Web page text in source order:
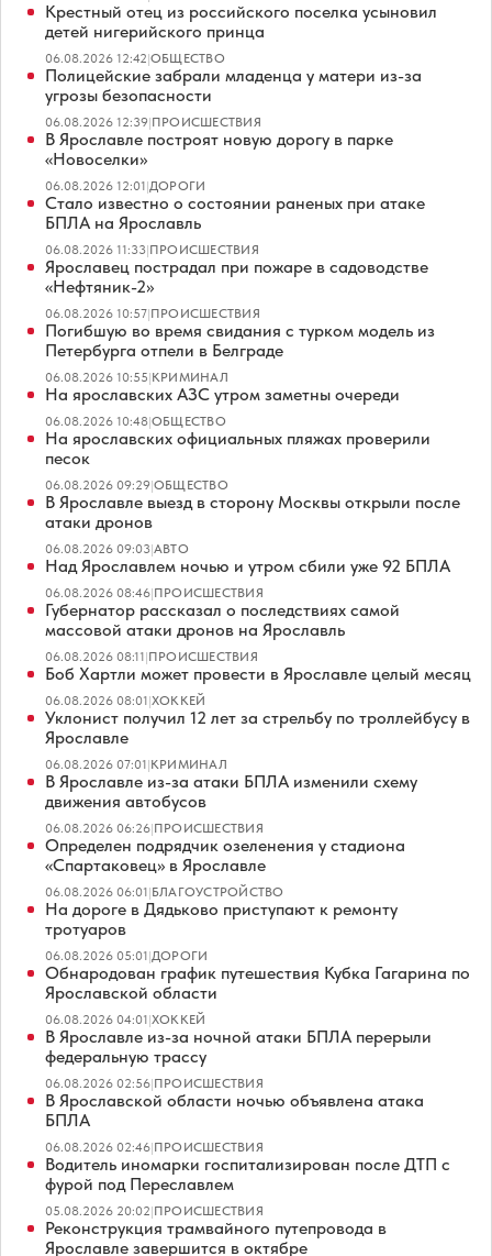
Крестный отец из российского поселка усыновил
детей нигерийского принца
06.08.2026 12:42|ОБЩЕСТВО
Полицейские забрали младенца у матери из-за
угрозы безопасности
06.08.2026 12:39|ПРОИСШЕСТВИЯ
В Ярославле построят новую дорогу в парке
«Новоселки»
06.08.2026 12:01|ДОРОГИ
Стало известно о состоянии раненых при атаке
БПЛА на Ярославль
06.08.2026 11:33|ПРОИСШЕСТВИЯ
Ярославец пострадал при пожаре в садоводстве
«Нефтяник-2»
06.08.2026 10:57|ПРОИСШЕСТВИЯ
Погибшую во время свидания с турком модель из
Петербурга отпели в Белграде
06.08.2026 10:55|КРИМИНАЛ
На ярославских АЗС утром заметны очереди
06.08.2026 10:48|ОБЩЕСТВО
На ярославских официальных пляжах проверили
песок
06.08.2026 09:29|ОБЩЕСТВО
В Ярославле выезд в сторону Москвы открыли после
атаки дронов
06.08.2026 09:03|АВТО
Над Ярославлем ночью и утром сбили уже 92 БПЛА
06.08.2026 08:46|ПРОИСШЕСТВИЯ
Губернатор рассказал о последствиях самой
массовой атаки дронов на Ярославль
06.08.2026 08:11|ПРОИСШЕСТВИЯ
Боб Хартли может провести в Ярославле целый месяц
06.08.2026 08:01|ХОККЕЙ
Уклонист получил 12 лет за стрельбу по троллейбусу в
Ярославле
06.08.2026 07:01|КРИМИНАЛ
В Ярославле из-за атаки БПЛА изменили схему
движения автобусов
06.08.2026 06:26|ПРОИСШЕСТВИЯ
Определен подрядчик озеленения у стадиона
«Спартаковец» в Ярославле
06.08.2026 06:01|БЛАГОУСТРОЙСТВО
На дороге в Дядьково приступают к ремонту
тротуаров
06.08.2026 05:01|ДОРОГИ
Обнародован график путешествия Кубка Гагарина по
Ярославской области
06.08.2026 04:01|ХОККЕЙ
В Ярославле из-за ночной атаки БПЛА перерыли
федеральную трассу
06.08.2026 02:56|ПРОИСШЕСТВИЯ
В Ярославской области ночью объявлена атака
БПЛА
06.08.2026 02:46|ПРОИСШЕСТВИЯ
Водитель иномарки госпитализирован после ДТП с
фурой под Переславлем
05.08.2026 20:02|ПРОИСШЕСТВИЯ
Реконструкция трамвайного путепровода в
Ярославле завершится в октябре